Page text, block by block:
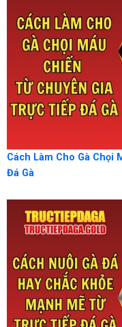
Cách Làm Cho Gà Chọi
Đá Gà